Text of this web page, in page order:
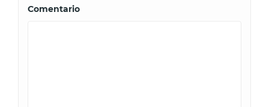
Comentario